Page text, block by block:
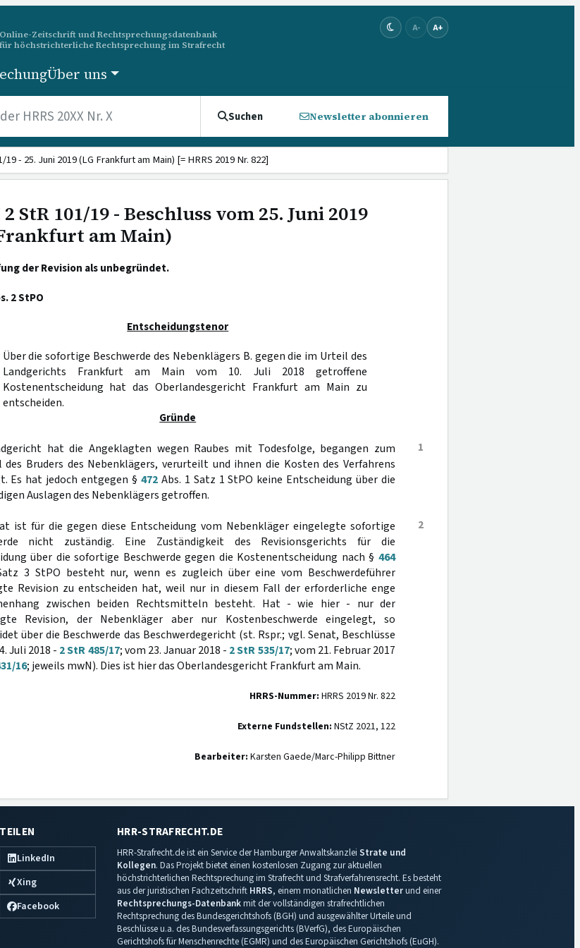
Online-Zeitschrift und Rechtsprechungsdatenbank
für höchstrichterliche Rechtsprechung im Strafrecht
A- A+
Über uns
Suchen Newsletter abonnieren
19 - 25. Juni 2019 (LG Frankfurt am Main) [= HRRS 2019 Nr. 822]
StR 101/19 - Beschluss vom 25. Juni 2019
am Main)
der Revision als unbegründet.
2 StPO
Entscheidungstenor
Über die sofortige Beschwerde des Nebenklägers B. gegen die im Urteil des
Landgerichts Frankfurt am Main vom 10. Juli 2018 getroffene
Kostenentscheidung hat das Oberlandesgericht Frankfurt am Main zu
entscheiden.
Gründe
1
hat die Angeklagten wegen Raubes mit Todesfolge, begangen zum
des Bruders des Nebenklägers, verurteilt und ihnen die Kosten des Verfahrens
Es hat jedoch entgegen § 472Abs. 1 Satz 1 StPO keine Entscheidung über die
Auslagen des Nebenklägers getroffen.
2
ist für die gegen diese Entscheidung vom Nebenkläger eingelegte sofortige
nicht zuständig. Eine Zuständigkeit des Revisionsgerichts für die
über die sofortige Beschwerde gegen die Kostenentscheidung nach § 464
3 StPO besteht nur, wenn es zugleich über eine vom Beschwerdeführer
Revision zu entscheiden hat, weil nur in diesem Fall der erforderliche enge
zwischen beiden Rechtsmitteln besteht. Hat - wie hier - nur der
Revision, der Nebenkläger aber nur Kostenbeschwerde eingelegt, so
über die Beschwerde das Beschwerdegericht (st. Rspr.; vgl. Senat, Beschlüsse
Juli 2018 - 2 StR 485/17; vom 23. Januar 2018 - 2 StR 535/17; vom 21. Februar 2017
16; jeweils mwN). Dies ist hier das Oberlandesgericht Frankfurt am Main.
HRRS-Nummer: HRRS 2019 Nr. 822
Externe Fundstellen: NStZ 2021, 122
Bearbeiter: Karsten Gaede/Marc-Philipp Bittner
TEILEN
LinkedIn
Xing
Facebook
HRR-STRAFRECHT.DE
HRR-Strafrecht.de ist ein Service der Hamburger Anwaltskanzlei Strate und
Kollegen. Das Projekt bietet einen kostenlosen Zugang zur aktuellen
höchstrichterlichen Rechtsprechung im Strafrecht und Strafverfahrensrecht. Es besteht
aus der juristischen Fachzeitschrift HRRS, einem monatlichen Newsletterund einer
Rechtsprechungs-Datenbankmit der vollständigen strafrechtlichen
Rechtsprechung des Bundesgerichtshofs (BGH) und ausgewählter Urteile und
Beschlüsse u.a. des Bundesverfassungsgerichts (BVerfG), des Europäischen
Gerichtshofs für Menschenrechte (EGMR) und des Europäischen Gerichtshofs (EuGH).